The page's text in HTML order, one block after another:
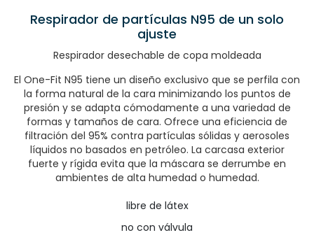
Respirador de partículas N95 de un solo
ajuste
Respirador desechable de copa moldeada
El One-Fit N95 tiene un diseño exclusivo que se perfila con
la forma natural de la cara minimizando los puntos de
presión y se adapta cómodamente a una variedad de
formas y tamaños de cara. Ofrece una eficiencia de
filtración del 95% contra partículas sólidas y aerosoles
líquidos no basados en petróleo. La carcasa exterior
fuerte y rígida evita que la máscara se derrumbe en
ambientes de alta humedad o humedad.
libre de látex
no con válvula